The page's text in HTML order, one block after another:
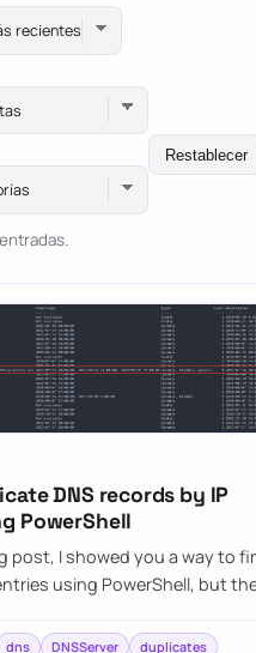
Restablecer
DNS records by IP
PowerShell
post, I showed you a way to
using PowerShell, but
dns DNSServer
duplicates